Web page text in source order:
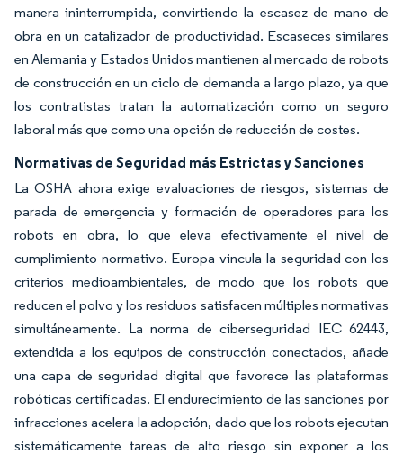
manera ininterrumpida, convirtiendo la escasez de mano de
obra en un catalizador de productividad. Escaseces similares
en Alemania y Estados Unidos mantienen al mercado de robots
de construcción en un ciclo de demanda a largo plazo, ya que
los contratistas tratan la automatización como un seguro
laboral más que como una opción de reducción de costes.
Normativas de Seguridad más Estrictas y Sanciones
La OSHA ahora exige evaluaciones de riesgos, sistemas de
parada de emergencia y formación de operadores para los
robots en obra, lo que eleva efectivamente el nivel de
cumplimiento normativo. Europa vincula la seguridad con los
criterios medioambientales, de modo que los robots que
reducen el polvo y los residuos satisfacen múltiples normativas
simultáneamente. La norma de ciberseguridad IEC 62443,
extendida a los equipos de construcción conectados, añade
una capa de seguridad digital que favorece las plataformas
robóticas certificadas. El endurecimiento de las sanciones por
infracciones acelera la adopción, dado que los robots ejecutan
sistemáticamente tareas de alto riesgo sin exponer a los